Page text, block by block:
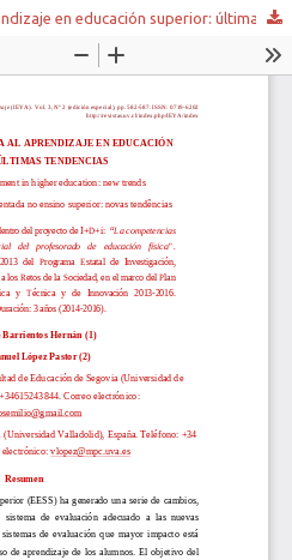
Evaluación orientada al aprendizaje en educación superior: últimas tendencias